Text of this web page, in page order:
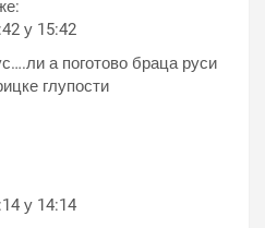
у 15:42
а поготово браца руси
глупости
у 14:14